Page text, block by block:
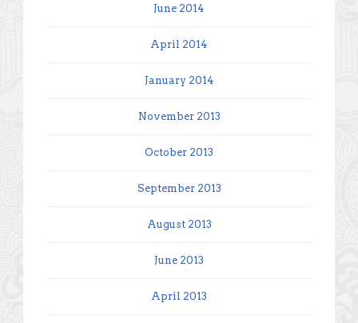
June 2014
April 2014
January 2014
November 2013
October 2013
September 2013
August 2013
June 2013
April 2013